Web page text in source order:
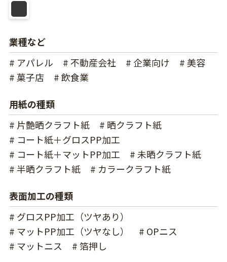
業種など
# アパレル
# 不動産会社 # 企業向け
# 美容
# 菓子店
# 飲食業
用紙の種類
# 片艶晒クラフト紙
# 晒クラフト紙
# コート紙＋グロスPP加工
# コート紙＋マットPP加工
# 未晒クラフト紙
# 半晒クラフト紙
# カラークラフト紙
表面加工の種類
# グロスPP加工（ツヤあり）
# マットPP加工（ツヤなし）
# OPニス
# マットニス
# 箔押し